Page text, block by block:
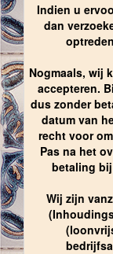
Indien u
dan
Nogmaals, wij
accepteren.
dus zonder
datum van
recht voor
Pas na het
betaling
Wij zijn